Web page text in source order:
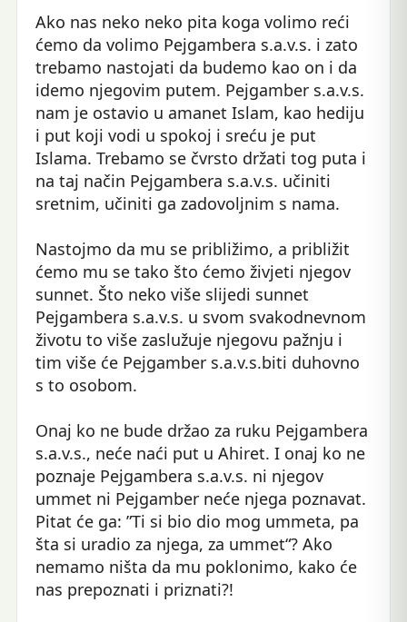
Ako nas neko neko pita koga volimo reći
ćemo da volimo Pejgambera s.a.v.s. i zato
trebamo nastojati da budemo kao on i da
idemo njegovim putem. Pejgamber s.a.v.s.
nam je ostavio u amanet Islam, kao hediju
i put koji vodi u spokoj i sreću je put
Islama. Trebamo se čvrsto držati tog puta i
na taj način Pejgambera s.a.v.s. učiniti
sretnim, učiniti ga zadovoljnim s nama.
Nastojmo da mu se približimo, a približit
ćemo mu se tako što ćemo živjeti njegov
sunnet. Što neko više slijedi sunnet
Pejgambera s.a.v.s. u svom svakodnevnom
životu to više zaslužuje njegovu pažnju i
tim više će Pejgamber s.a.v.s.biti duhovno
s to osobom.
Onaj ko ne bude držao za ruku Pejgambera
s.a.v.s., neće naći put u Ahiret. I onaj ko ne
poznaje Pejgambera s.a.v.s. ni njegov
ummet ni Pejgamber neće njega poznavat.
Pitat će ga: ”Ti si bio dio mog ummeta, pa
šta si uradio za njega, za ummet“? Ako
nemamo ništa da mu poklonimo, kako će
nas prepoznati i priznati?!